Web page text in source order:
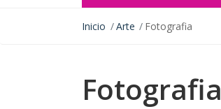
Inicio Arte Fotografia
Fotografia